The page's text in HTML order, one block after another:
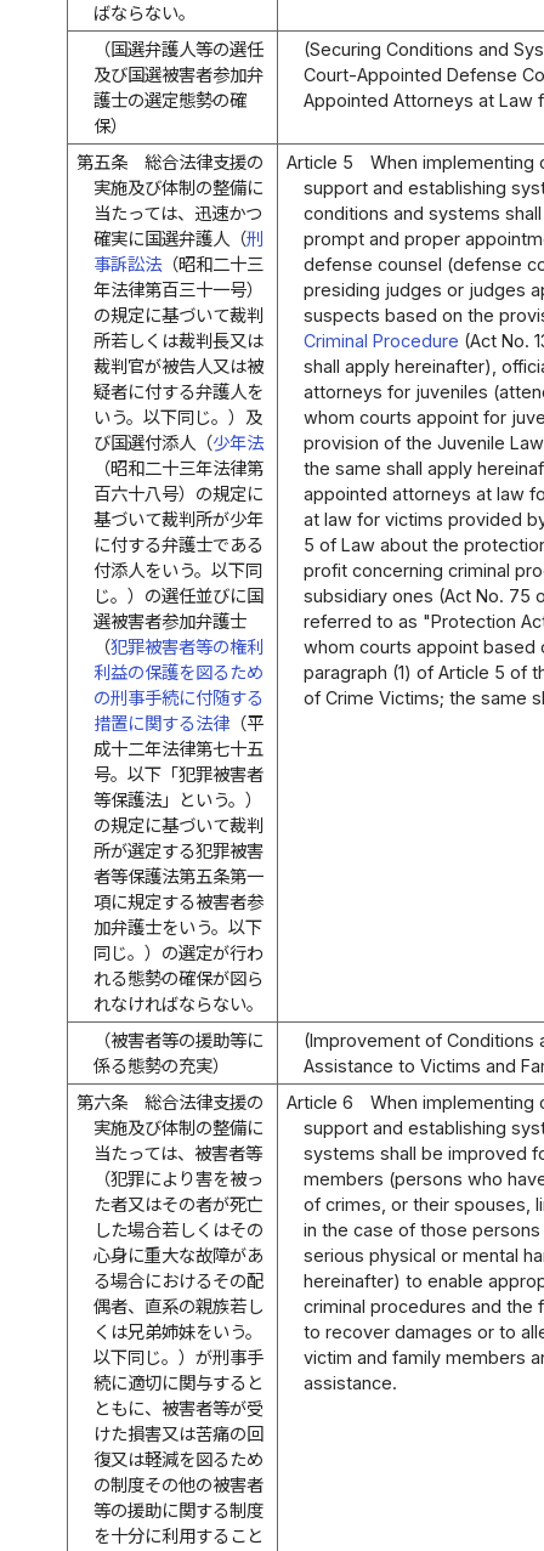
ばならない。
（国選弁護人等の選任
及び国選被害者参加弁
護士の選定態勢の確
保）
(Securing Conditions and
Court-Appointed Defense
Appointed Attorneys at Law
第五条
総合法律支援の
実施及び体制の整備に
当たっては、迅速かつ
確実に国選弁護人（刑
事訴訟法（昭和二十三
年法律第百三十一号）
の規定に基づいて裁判
所若しくは裁判長又は
裁判官が被告人又は被
疑者に付する弁護人を
いう。以下同じ。）及
び国選付添人（少年法
（昭和二十三年法律第
百六十八号）の規定に
基づいて裁判所が少年
に付する弁護士である
付添人をいう。以下同
じ。）の選任並びに国
選被害者参加弁護士
（犯罪被害者等の権利
利益の保護を図るため
の刑事手続に付随する
措置に関する法律（平
成十二年法律第七十五
号。以下「犯罪被害者
等保護法」という。）
の規定に基づいて裁判
所が選定する犯罪被害
者等保護法第五条第一
項に規定する被害者参
加弁護士をいう。以下
同じ。）の選定が行わ
れる態勢の確保が図ら
れなければならない。
Article 5
When implementing
support and establishing
conditions and systems
prompt and proper
defense counsel (defense
presiding judges or judges
suspects based on the
Criminal Procedure (Act No.
shall apply hereinafter),
attorneys for juveniles
whom courts appoint for
provision of the Juvenile
the same shall apply
appointed attorneys at law
at law for victims provided
5 of Law about the
profit concerning criminal
subsidiary ones (Act No. 75
referred to as "Protection
whom courts appoint based
paragraph (1) of Article 5 of
of Crime Victims; the same
（被害者等の援助等に
係る態勢の充実）
(Improvement of Conditions
Assistance to Victims and
第六条
総合法律支援の
実施及び体制の整備に
当たっては、被害者等
（犯罪により害を被っ
た者又はその者が死亡
した場合若しくはその
心身に重大な故障があ
る場合におけるその配
偶者、直系の親族若し
くは兄弟姉妹をいう。
以下同じ。）が刑事手
続に適切に関与すると
ともに、被害者等が受
けた損害又は苦痛の回
復又は軽減を図るため
の制度その他の被害者
等の援助に関する制度
を十分に利用すること
Article 6
When implementing
support and establishing
systems shall be improved
members (persons who
of crimes, or their spouses,
in the case of those
serious physical or mental
hereinafter) to enable
criminal procedures and the
to recover damages or to
victim and family members
assistance.